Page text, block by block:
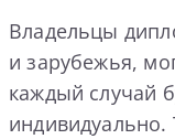
Владельцы
и зарубежья,
каждый случай